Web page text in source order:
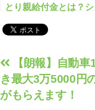
とり親給付金とは？シ
ーの生活支援！
投
稿
ナ
【朗報】自動車
き最大3万5000円
がもらえます！